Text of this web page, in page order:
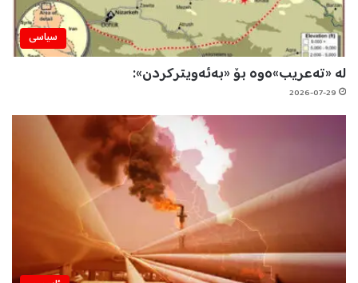
سیاسی
لە «تەعریب»ەوە بۆ «بەئەویترکردن»:
2026-07-29